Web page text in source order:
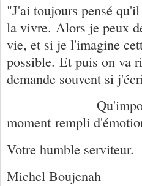
"J'ai toujours pensé
la vivre. Alors je peux
vie, et si je l'imagine
possible. Et puis on va
demande souvent si
moment rempli
Votre humble serviteur.
Michel Boujenah